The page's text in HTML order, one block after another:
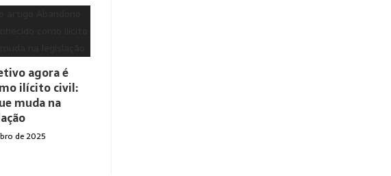
agora é
ilícito civil:
muda na
de 2025